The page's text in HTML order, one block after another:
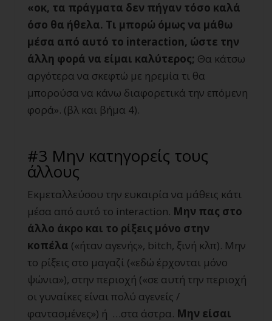
«οκ, τα πράγματα δεν πήγαν τόσο καλά
όσο θα ήθελα. Τι μπορώ όμως να μάθω
μέσα από αυτό το interaction, ώστε την
άλλη φορά να είμαι καλύτερος; Θα κάτσω
αργότερα να σκεφτώ με ηρεμία τι θα
μπορούσα να κάνω διαφορετικά την επόμενη
φορά». (βλ και βήμα 4).
#3 Μην κατηγορείς τους
άλλους
Εκμεταλλεύσου την ευκαιρία να μάθεις κάτι
μέσα από αυτό το interaction. Μην πας στο
άλλο άκρο και το ρίξεις μόνο στην
κοπέλα («ήταν αγενής», bitch, ξινή κλπ). Μην
το ρίξεις στο μαγαζί («εδώ έρχονται μόνο
ψώνια»), στην περιοχή («σε αυτή την περιοχή
οι γυναίκες είναι πολύ αγενείς /
φαντασμένες») ή …στα άστρα. Μην είσαι